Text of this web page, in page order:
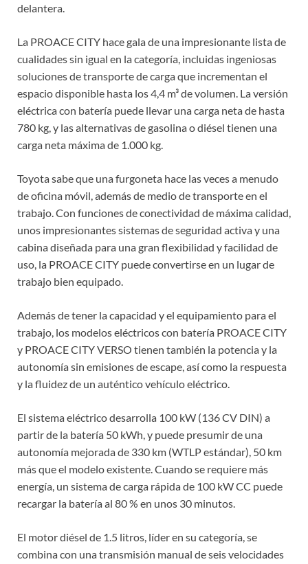
delantera.
La PROACE CITY hace gala de una impresionante lista de
cualidades sin igual en la categoría, incluidas ingeniosas
soluciones de transporte de carga que incrementan el
espacio disponible hasta los 4,4 m³ de volumen. La versión
eléctrica con batería puede llevar una carga neta de hasta
780 kg, y las alternativas de gasolina o diésel tienen una
carga neta máxima de 1.000 kg.
Toyota sabe que una furgoneta hace las veces a menudo
de oficina móvil, además de medio de transporte en el
trabajo. Con funciones de conectividad de máxima calidad,
unos impresionantes sistemas de seguridad activa y una
cabina diseñada para una gran flexibilidad y facilidad de
uso, la PROACE CITY puede convertirse en un lugar de
trabajo bien equipado.
Además de tener la capacidad y el equipamiento para el
trabajo, los modelos eléctricos con batería PROACE CITY
y PROACE CITY VERSO tienen también la potencia y la
autonomía sin emisiones de escape, así como la respuesta
y la fluidez de un auténtico vehículo eléctrico.
El sistema eléctrico desarrolla 100 kW (136 CV DIN) a
partir de la batería 50 kWh, y puede presumir de una
autonomía mejorada de 330 km (WTLP estándar), 50 km
más que el modelo existente. Cuando se requiere más
energía, un sistema de carga rápida de 100 kW CC puede
recargar la batería al 80 % en unos 30 minutos.
El motor diésel de 1.5 litros, líder en su categoría, se
combina con una transmisión manual de seis velocidades